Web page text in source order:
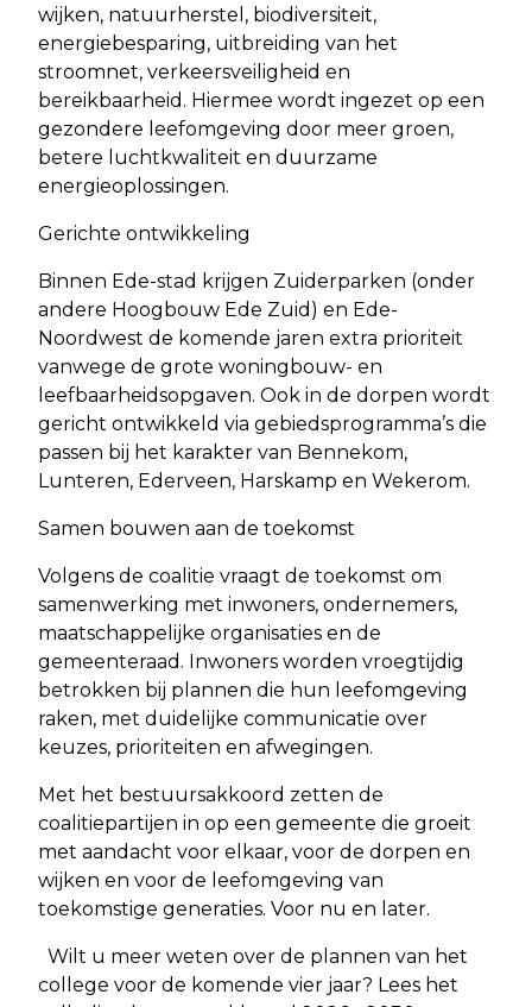
wijken, natuurherstel, biodiversiteit,
energiebesparing, uitbreiding van het
stroomnet, verkeersveiligheid en
bereikbaarheid. Hiermee wordt ingezet op een
gezondere leefomgeving door meer groen,
betere luchtkwaliteit en duurzame
energieoplossingen.
Gerichte ontwikkeling
Binnen Ede-stad krijgen Zuiderparken (onder
andere Hoogbouw Ede Zuid) en Ede-
Noordwest de komende jaren extra prioriteit
vanwege de grote woningbouw- en
leefbaarheidsopgaven. Ook in de dorpen wordt
gericht ontwikkeld via gebiedsprogramma’s die
passen bij het karakter van Bennekom,
Lunteren, Ederveen, Harskamp en Wekerom.
Samen bouwen aan de toekomst
Volgens de coalitie vraagt de toekomst om
samenwerking met inwoners, ondernemers,
maatschappelijke organisaties en de
gemeenteraad. Inwoners worden vroegtijdig
betrokken bij plannen die hun leefomgeving
raken, met duidelijke communicatie over
keuzes, prioriteiten en afwegingen.
Met het bestuursakkoord zetten de
coalitiepartijen in op een gemeente die groeit
met aandacht voor elkaar, voor de dorpen en
wijken en voor de leefomgeving van
toekomstige generaties. Voor nu en later.
Wilt u meer weten over de plannen van het
college voor de komende vier jaar? Lees het